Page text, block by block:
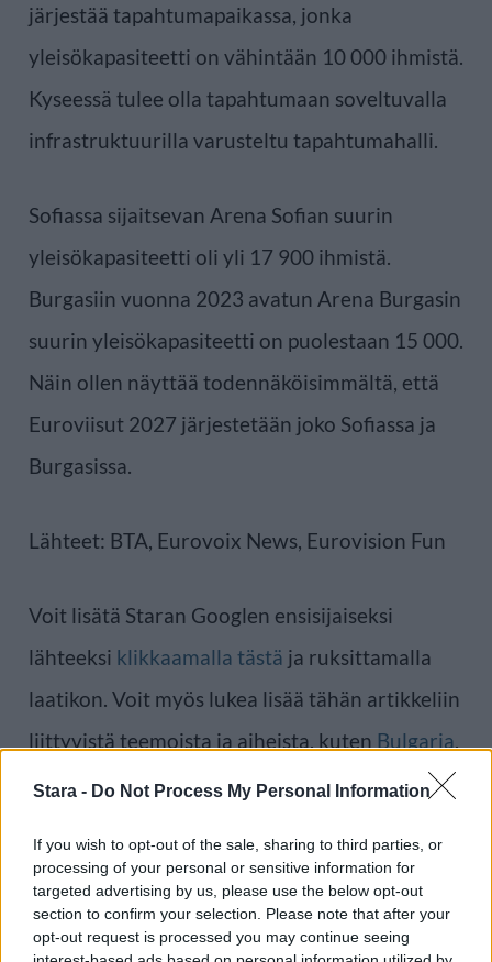
Stara - Do Not Process My Personal Information
If you wish to opt-out of the sale, sharing to third parties, or
processing of your personal or sensitive information for
targeted advertising by us, please use the below opt-out
section to confirm your selection. Please note that after your
opt-out request is processed you may continue seeing
järjestää tapahtumapaikassa, jonka
yleisökapasiteetti on vähintään 10 000 ihmistä.
Kyseessä tulee olla tapahtumaan soveltuvalla
infrastruktuurilla varusteltu tapahtumahalli.
Sofiassa sijaitsevan Arena Sofian suurin
yleisökapasiteetti oli yli 17 900 ihmistä.
Burgasiin vuonna 2023 avatun Arena Burgasin
suurin yleisökapasiteetti on puolestaan 15 000.
Näin ollen näyttää todennäköisimmältä, että
Euroviisut 2027 järjestetään joko Sofiassa ja
Burgasissa.
Lähteet: BTA, Eurovoix News, Eurovision Fun
Voit lisätä Staran Googlen ensisijaiseksi
lähteeksi klikkaamalla tästä ja ruksittamalla
laatikon. Voit myös lukea lisää tähän artikkeliin
liittyvistä teemoista ja aiheista, kuten Bulgaria,
Euroviisuttai laajemmin samasta aihealueesta
Ilmoita virheestä·Tietoa meistä·Toimitusperiaatteet